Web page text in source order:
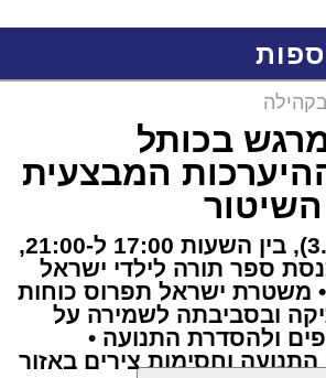
בכותל
המבצעית
מחר (שני, 3.8.26), בין השעות 17:00 ל-21:00,
ספר תורה לילדי ישראל
משטרת ישראל תפרוס כוחות
ובסביבתה לשמירה על
ולהסדרת התנועה •
התנועה וחסימות צירים באזור